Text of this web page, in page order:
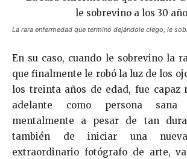
La rara enfermedad que terminó dejándole ciego, le
En su caso, cuando le sobrevino la
que finalmente le robó la luz de los
los treinta años de edad, fue capaz
adelante como persona
mentalmente a pesar de tan
también de iniciar una
extraordinario fotógrafo de arte,